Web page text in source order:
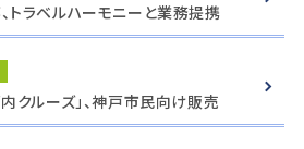
トラベルハーモニーと業務提携
クルーズ」、神戸市民向け販売